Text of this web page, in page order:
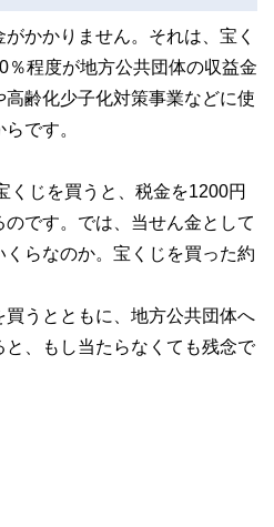
かかりません。それは、宝く
％程度が地方公共団体の収益金
齢化少子化対策事業などに使
です。
くじを買うと、税金を1200円
です。では、当せん金として
らなのか。宝くじを買った約
うとともに、地方公共団体へ
、もし当たらなくても残念で